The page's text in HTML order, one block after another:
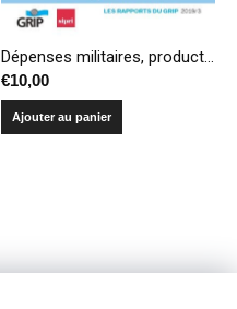
Dépenses militaires, production et transferts d’armes – Compendium 2019
€10,00
Ajouter au panier